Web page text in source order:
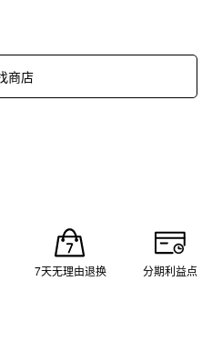
商店
7天无理由退换 分期利益点